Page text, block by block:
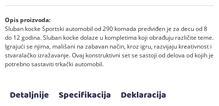
Opis proizvoda:
Sluban kocke Sportski automobil od 290 komada predviđen je za decu od 8
do 12 godina. Sluban kocke dolaze u kompletima koji obrađuju različite teme.
Igrajući se njima, mališani na zabavan način, kroz igru, razvijaju kreativnost i
stvaralačko izražavanje. Ovaj konstruktivni set se sastoji od delova od kojih je
potrebno sastaviti trkački automobil.
Detaljnije Specifikacija Deklaracija